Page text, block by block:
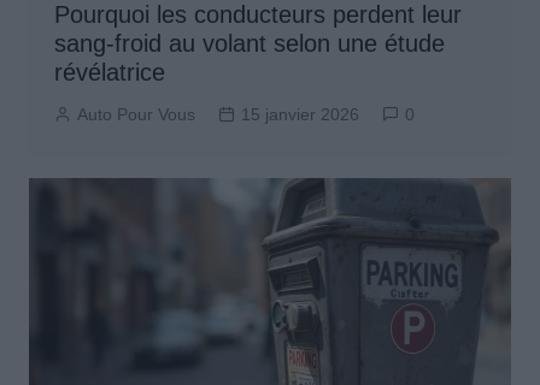
Pourquoi les conducteurs perdent leur
sang-froid au volant selon une étude
révélatrice
Auto Pour Vous 15 janvier 2026 0